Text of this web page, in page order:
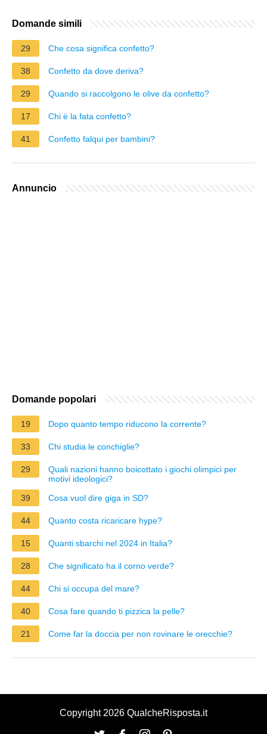
Domande simili
29 Che cosa significa confetto?
38 Confetto da dove deriva?
29 Quando si raccolgono le olive da confetto?
17 Chi è la fata confetto?
41 Confetto falqui per bambini?
Annuncio
Domande popolari
19 Dopo quanto tempo riducono la corrente?
33 Chi studia le conchiglie?
29
Quali nazioni hanno boicottato i giochi olimpici per
motivi ideologici?
39
Cosa vuol dire giga in SD?
44 Quanto costa ricaricare hype?
15 Quanti sbarchi nel 2024 in Italia?
28 Che significato ha il corno verde?
44 Chi si occupa del mare?
40 Cosa fare quando ti pizzica la pelle?
21 Come far la doccia per non rovinare le orecchie?
Copyright 2026 QualcheRisposta.it